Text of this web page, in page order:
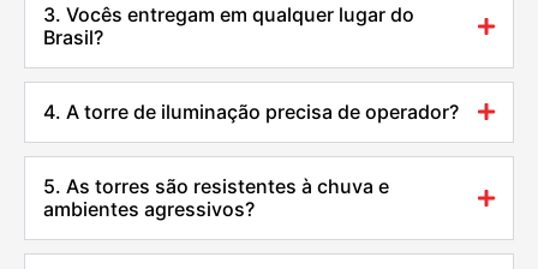
3. Vocês entregam em qualquer lugar do
Brasil?
4. A torre de iluminação precisa de operador?
5. As torres são resistentes à chuva e
ambientes agressivos?